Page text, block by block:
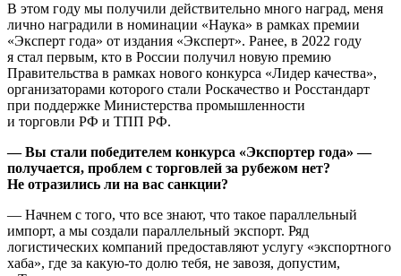
В этом году мы получили действительно много наград, меня
лично наградили в номинации «Наука» в рамках премии
«Эксперт года» от издания «Эксперт». Ранее, в 2022 году
я стал первым, кто в России получил новую премию
Правительства в рамках нового конкурса «Лидер качества»,
организаторами которого стали Роскачество и Росстандарт
при поддержке Министерства промышленности
и торговли РФ и ТПП РФ.
— Вы стали победителем конкурса «Экспортер года» —
получается, проблем с торговлей за рубежом нет?
Не отразились ли на вас санкции?
— Начнем с того, что все знают, что такое параллельный
импорт, а мы создали параллельный экспорт. Ряд
логистических компаний предоставляют услугу «экспортного
хаба», где за какую-то долю тебя, не завозя, допустим,